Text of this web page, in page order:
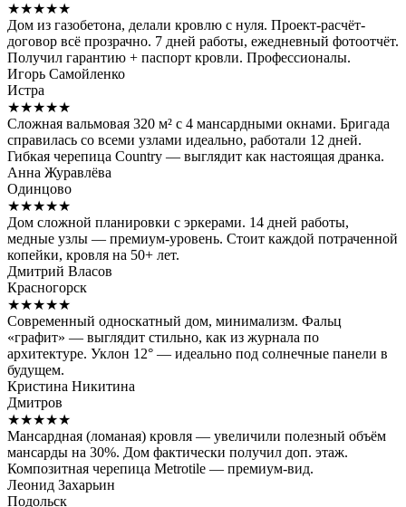
★★★★★
Дом из газобетона, делали кровлю с нуля. Проект-расчёт-
договор всё прозрачно. 7 дней работы, ежедневный фотоотчёт.
Получил гарантию + паспорт кровли. Профессионалы.
Игорь Самойленко
Истра
★★★★★
Сложная вальмовая 320 м² с 4 мансардными окнами. Бригада
справилась со всеми узлами идеально, работали 12 дней.
Гибкая черепица Country — выглядит как настоящая дранка.
Анна Журавлёва
Одинцово
★★★★★
Дом сложной планировки с эркерами. 14 дней работы,
медные узлы — премиум-уровень. Стоит каждой потраченной
копейки, кровля на 50+ лет.
Дмитрий Власов
Красногорск
★★★★★
Современный односкатный дом, минимализм. Фальц
«графит» — выглядит стильно, как из журнала по
архитектуре. Уклон 12° — идеально под солнечные панели в
будущем.
Кристина Никитина
Дмитров
★★★★★
Мансардная (ломаная) кровля — увеличили полезный объём
мансарды на 30%. Дом фактически получил доп. этаж.
Композитная черепица Metrotile — премиум-вид.
Леонид Захарьин
Подольск